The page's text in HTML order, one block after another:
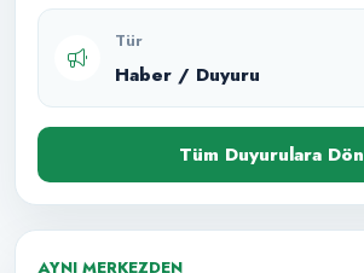
Tür
Haber / Duyuru
Tüm Duyurulara Dön
AYNI MERKEZDEN